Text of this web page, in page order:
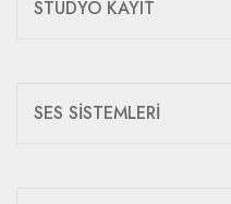
STÜDYO KAYIT
SES SİSTEMLERİ